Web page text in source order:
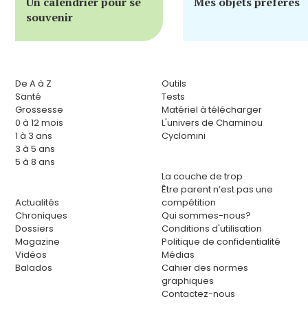
souvenir
De A à Z
Santé
Grossesse
0 à 12 mois
1 à 3 ans
3 à 5 ans
5 à 8 ans
Actualités
Chroniques
Dossiers
Magazine
Vidéos
Balados
Outils
Tests
Matériel à télécharger
L'univers de Chaminou
Cyclomini
La couche de trop
Être parent n’est pas une
compétition
Qui sommes-nous?
Conditions d'utilisation
Politique de confidentialité
Médias
Cahier des normes
graphiques
Contactez-nous